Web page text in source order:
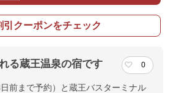
引クーポンをチェック
る蔵王温泉の宿です 0
前まで予約）と蔵王バスターミナル